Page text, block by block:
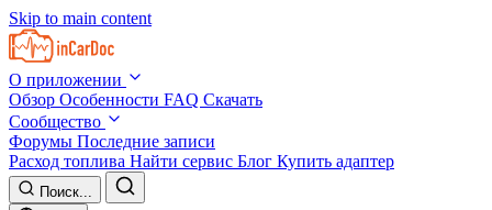
Skip to main content
О приложении
Обзор Особенности FAQ Скачать
Сообщество
Форумы Последние записи
Расход топлива Найти сервис Блог Купить адаптер
Поиск...